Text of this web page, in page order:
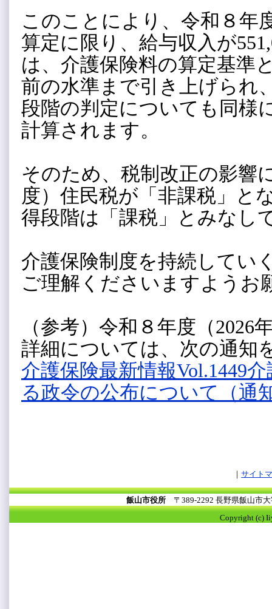
このことにより、令和８年
算定に限り、給与収入が
は、介護保険料の算定基準
前の水準まで引き上げられ
段階の判定についても同様
計算されます。
そのため、税制改正の影響
度）住民税が「非課税」と
得段階は「課税」とみなし
介護保険制度を持続してい
ご理解くださいますようお
（参考）令和８年度（
詳細については、次の通知
介護保険最新情報Vol.1449
る政令の公布について（通
サイト
飯山市役所 〒389-2292 長野県飯山市
Copyright (c)